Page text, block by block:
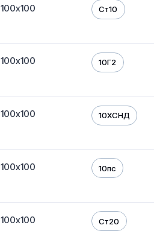
100х100 Ст10
100х100 10Г2
100х100 10ХСНД
100х100 10пс
100х100 Ст20